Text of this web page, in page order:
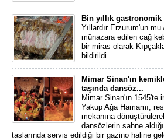
Bin yıllık gastronomik
Yıllardır Erzurum'un
münazara edilen cağ
bir miras olarak
bildirildi.
Mimar Sinan'ın
taşında dansöz...
Mimar Sinan'ın 1545'te
Yakup Ağa Hamamı,
mekanına
dansözlerin sahne
taslarında servis edildiği bir gazino haline